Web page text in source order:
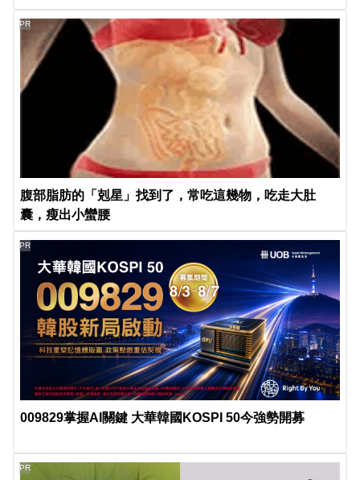
腹部脂肪的「剋星」找到了，常吃這幾物，吃走大肚
囊，瘦出小蠻腰
PR
009829掌握AI關鍵 大華韓國KOSPI 50今強勢開募
PR
PR